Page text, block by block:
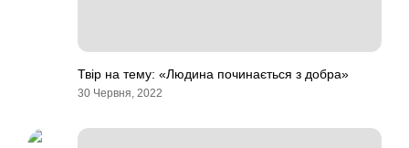
Твір на тему: «Людина починається з добра»
30 Червня, 2022